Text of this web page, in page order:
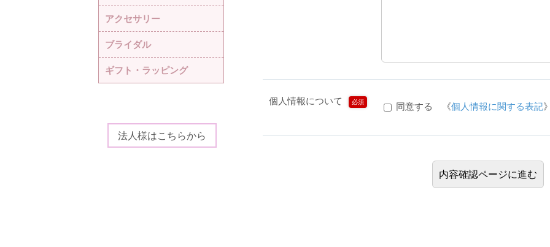
個人情報について 必須 同意する 《個人情報に関する表記
アクセサリー
ブライダル
ギフト・ラッピング
法人様はこちらから